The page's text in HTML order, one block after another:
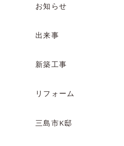
お知らせ
出来事
新築工事
リフォーム
三島市K邸